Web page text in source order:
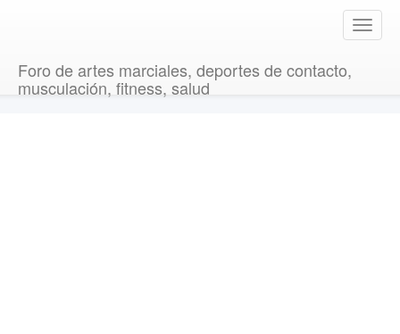
T
o
Foro de artes marciales, deportes de contacto,
musculación, fitness, salud